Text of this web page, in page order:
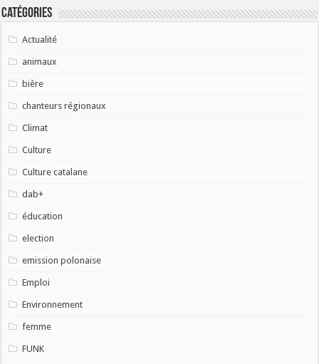
Catégories
Actualité
animaux
bière
chanteurs régionaux
Climat
Culture
Culture catalane
dab+
éducation
election
emission polonaise
Emploi
Environnement
femme
FUNK